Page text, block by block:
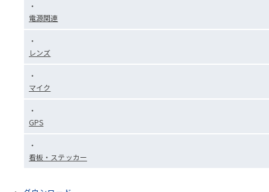
電源関連
レンズ
マイク
GPS
看板・ステッカー